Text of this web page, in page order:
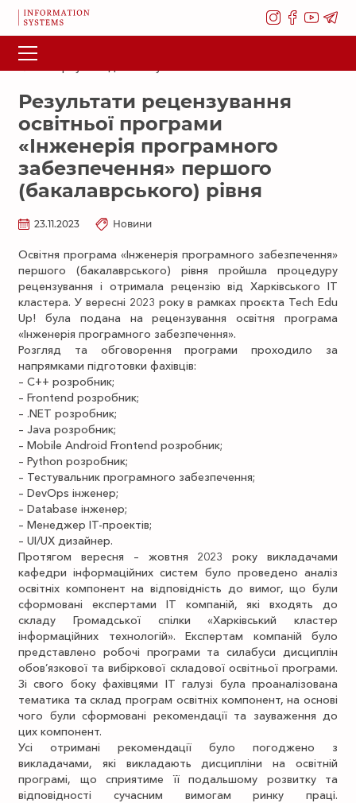
Результати рецензування
освітньої програми
«Інженерія програмного
забезпечення» першого
(бакалаврського) рівня
23.11.2023 Новини
Освітня програма «Інженерія програмного забезпечення»
першого (бакалаврського) рівня пройшла процедуру
рецензування і отримала рецензію від Харківського ІТ
кластера. У вересні 2023 року в рамках проєкта Tech Edu
Up! була подана на рецензування освітня програма
«Інженерія програмного забезпечення».
Розгляд та обговорення програми проходило за
напрямками підготовки фахівців:
– С++ розробник;
– Frontend розробник;
– .NET розробник;
– Java розробник;
– Mobile Android Frontend розробник;
– Python розробник;
– Тестувальник програмного забезпечення;
– DevOps інженер;
– Database інженер;
– Менеджер ІТ-проектів;
– UI/UX дизайнер.
Протягом вересня – жовтня 2023 року викладачами
кафедри інформаційних систем було проведено аналіз
освітніх компонент на відповідність до вимог, що були
сформовані експертами ІТ компаній, які входять до
складу Громадської спілки «Харківський кластер
інформаційних технологій». Експертам компаній було
представлено робочі програми та силабуси дисциплін
обов’язкової та вибіркової складової освітньої програми.
Зі свого боку фахівцями ІТ галузі була проаналізована
тематика та склад програм освітніх компонент, на основі
чого були сформовані рекомендації та зауваження до
цих компонент.
Усі отримані рекомендації було погоджено з
викладачами, які викладають дисципліни на освітній
програмі, що сприятиме її подальшому розвитку та
відповідності сучасним вимогам ринку праці.